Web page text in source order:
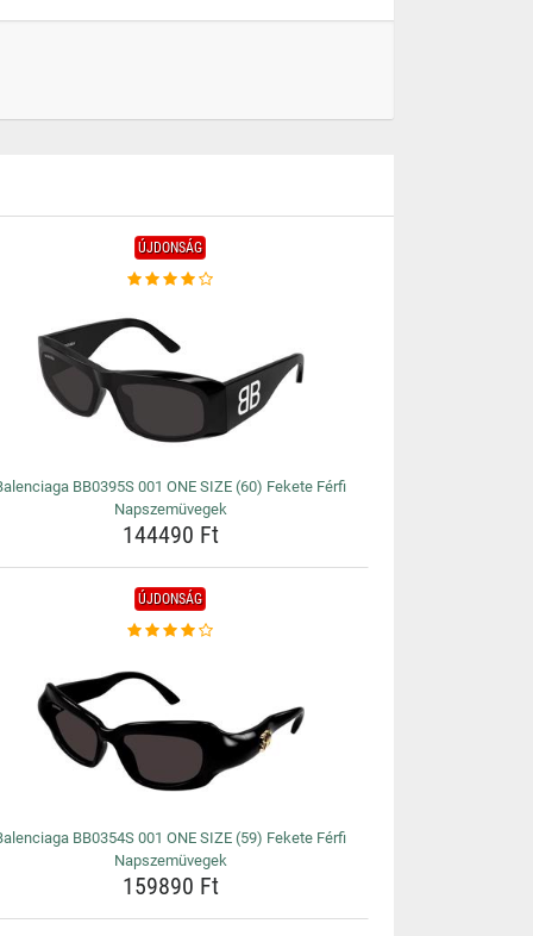
ÚJDONSÁG
BB0395S 001 ONE SIZE (60) Fekete Férfi
Napszemüvegek
144490 Ft
ÚJDONSÁG
BB0354S 001 ONE SIZE (59) Fekete Férfi
Napszemüvegek
159890 Ft